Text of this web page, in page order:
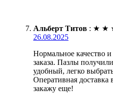
Альберт Титов : ★ ★
26.08.2025
Нормальное качество
заказа. Пазлы
удобный, легко
Оперативная доставка
закажу еще!